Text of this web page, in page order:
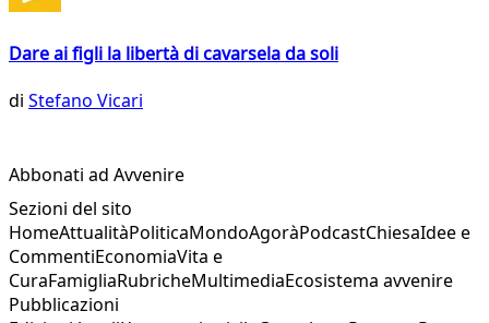
Dare ai figli la libertà di cavarsela da soli
di Stefano Vicari
Abbonati ad Avvenire
Sezioni del sito
HomeAttualitàPoliticaMondoAgoràPodcastChiesaIdee e
CommentiEconomiaVita e
CuraFamigliaRubricheMultimediaEcosistema avvenire
Pubblicazioni